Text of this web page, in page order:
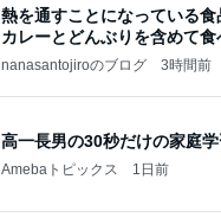
熱を通すことになっている
カレーとどんぶりを含めて
て、男
nanasantojiroのブログ 3時間前
高一長男の30秒だけの家庭
Amebaトピックス 1日前